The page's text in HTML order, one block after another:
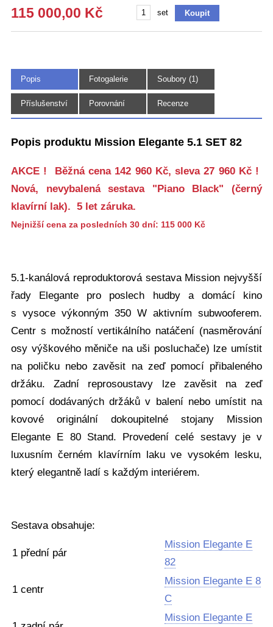
115 000,00 Kč set
Popis Fotogalerie
(4)
Soubory (1)
Příslušenství Porovnání Recenze
Popis produktu Mission Elegante 5.1 SET 82
AKCE ! Běžná cena 142 960 Kč, sleva 27 960 Kč !
Nová, nevybalená sestava "Piano Black" (černý
klavírní lak). 5 let záruka.
Nejnižší cena za posledních 30 dní: 115 000 Kč
5.1-kanálová reproduktorová sestava Mission nejvyšší
řady Elegante pro poslech hudby a domácí kino
s vysoce výkonným 350 W aktivním subwooferem.
Centr s možností vertikálního natáčení (nasměrování
osy výškového měniče na uši posluchače) lze umístit
na poličku nebo zavěsit na zeď pomocí přibaleného
držáku. Zadní reprosoustavy lze zavěsit na zeď
pomocí dodávaných držáků v balení nebo umístit na
kovové originální dokoupitelné stojany Mission
Elegante E 80 Stand. Provedení celé sestavy je v
luxusním černém klavírním laku ve vysokém lesku,
který elegantně ladí s každým interiérem.
Sestava obsahuje:
1 přední pár
Mission Elegante E
82
1 centr
Mission Elegante E 8
C
Mission Elegante E